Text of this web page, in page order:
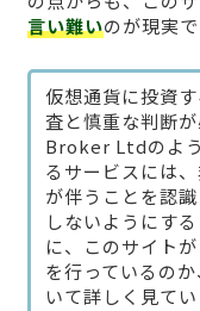
言い難いのが現実で
仮想通貨に投資
査と慎重な判断
Broker Ltdのよ
るサービスには
が伴うことを認
しないようにす
に、このサイト
を行っているの
いて詳しく見てい